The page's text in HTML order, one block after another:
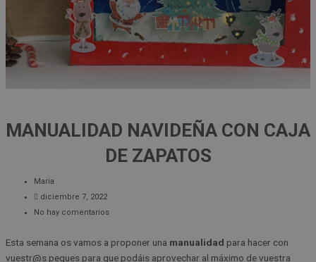
MANUALIDAD NAVIDEÑA CON CAJA
DE ZAPATOS
Maria
diciembre 7, 2022
No hay comentarios
Esta semana os vamos a proponer una manualidad para hacer con
vuestr@s peques para que podáis aprovechar al máximo de vuestra